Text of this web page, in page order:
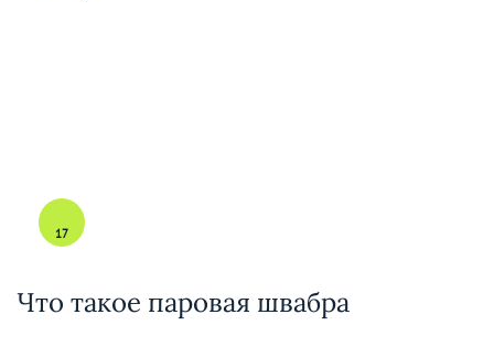
17
Что такое паровая швабра